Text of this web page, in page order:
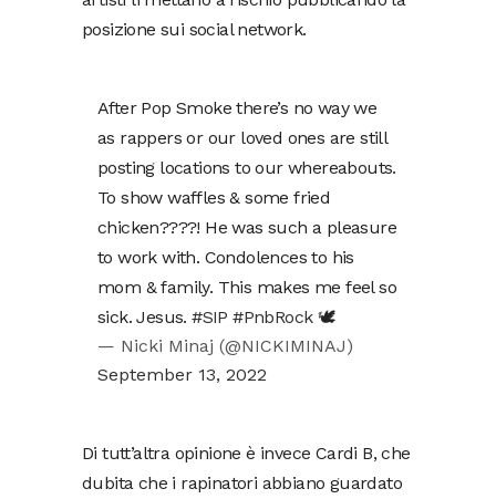
posizione sui social network.
After Pop Smoke there’s no way we
as rappers or our loved ones are still
posting locations to our whereabouts.
To show waffles & some fried
chicken????! He was such a pleasure
to work with. Condolences to his
mom & family. This makes me feel so
sick. Jesus.#SIP #PnbRock🕊
— Nicki Minaj (@NICKIMINAJ)
September 13, 2022
Di tutt’altra opinione è invece Cardi B, che
dubita che i rapinatori abbiano guardato